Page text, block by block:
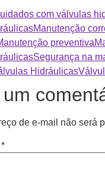
com válvulas
Manutenção
preventiva
Segurança na
Hidráulicas
de e-mail não será
*